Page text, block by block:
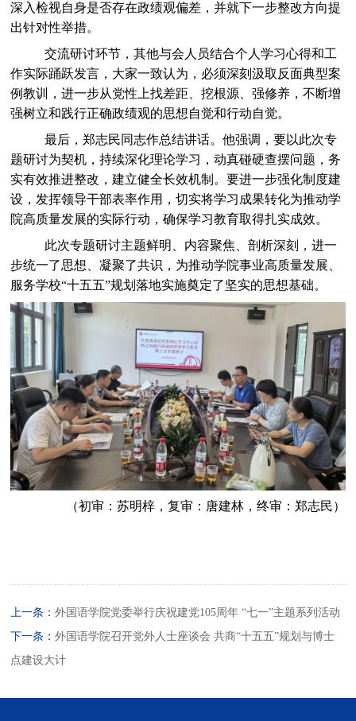
深入检视自身是否存在政绩观偏差，并就下一步整改方向提
出针对性举措。
交流研讨环节，其他与会人员结合个人学习心得和工
作实际踊跃发言，大家一致认为，必须深刻汲取反面典型案
例教训，进一步从党性上找差距、挖根源、强修养，不断增
强树立和践行正确政绩观的思想自觉和行动自觉。
最后，郑志民同志作总结讲话。他强调，要以此次专
题研讨为契机，持续深化理论学习，动真碰硬查摆问题，务
实有效推进整改，建立健全长效机制。要进一步强化制度建
设，发挥领导干部表率作用，切实将学习成果转化为推动学
院高质量发展的实际行动，确保学习教育取得扎实成效。
此次专题研讨主题鲜明、内容聚焦、剖析深刻，进一
步统一了思想、凝聚了共识，为推动学院事业高质量发展、
服务学校“十五五”规划落地实施奠定了坚实的思想基础。
（初审：苏明梓，复审：唐建林，终审：郑志民）
上一条：外国语学院党委举行庆祝建党105周年 “七一”主题系列活动
下一条：外国语学院召开党外人士座谈会 共商“十五五”规划与博士
点建设大计